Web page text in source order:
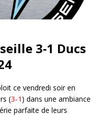
3-1 Ducs
ce vendredi soir en
(3-1) dans une ambiance
parfaite de leurs